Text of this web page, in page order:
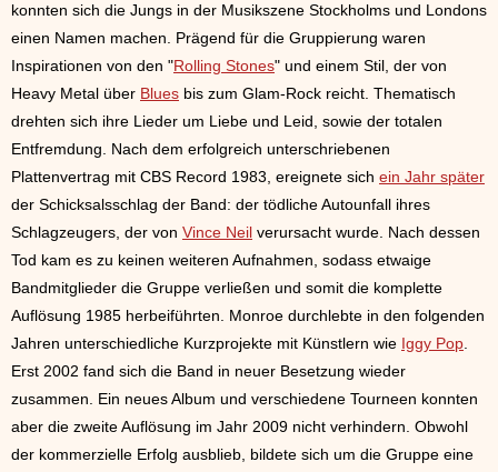
konnten sich die Jungs in der Musikszene Stockholms und Londons
einen Namen machen. Prägend für die Gruppierung waren
Inspirationen von den "Rolling Stones" und einem Stil, der von
Heavy Metal über Blues bis zum Glam-Rock reicht. Thematisch
drehten sich ihre Lieder um Liebe und Leid, sowie der totalen
Entfremdung. Nach dem erfolgreich unterschriebenen
Plattenvertrag mit CBS Record 1983, ereignete sich ein Jahr später
der Schicksalsschlag der Band: der tödliche Autounfall ihres
Schlagzeugers, der von Vince Neil verursacht wurde. Nach dessen
Tod kam es zu keinen weiteren Aufnahmen, sodass etwaige
Bandmitglieder die Gruppe verließen und somit die komplette
Auflösung 1985 herbeiführten. Monroe durchlebte in den folgenden
Jahren unterschiedliche Kurzprojekte mit Künstlern wie Iggy Pop
Erst 2002 fand sich die Band in neuer Besetzung wieder
zusammen. Ein neues Album und verschiedene Tourneen konnten
aber die zweite Auflösung im Jahr 2009 nicht verhindern. Obwohl
der kommerzielle Erfolg ausblieb, bildete sich um die Gruppe eine